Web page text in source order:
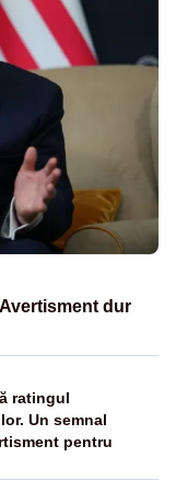
dur
ratingul
Un semnal
pentru